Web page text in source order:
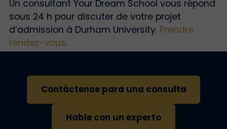
Un consultant Your Dream School vous répond
sous 24 h pour discuter de votre projet
d’admission à Durham University. Prendre
rendez-vous.
Contáctenos para una consulta
Hable con un experto